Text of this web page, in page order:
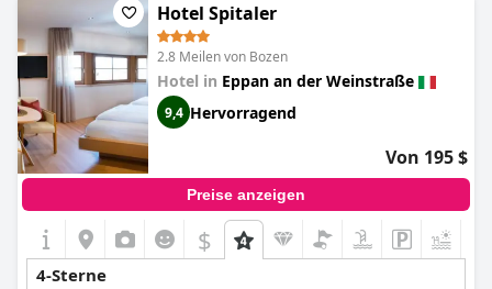
Hotel Spitaler
2.8 Meilen von Bozen
Hotel in Eppan an der Weinstraße
9,4 Hervorragend
Von 195 $
Preise anzeigen
$
4-Sterne